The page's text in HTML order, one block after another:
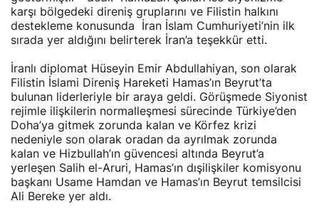
karşı bölgedeki direniş gruplarını ve Filistin halkını
destekleme konusunda İran İslam Cumhuriyeti’nin ilk
sırada yer aldığını belirterek İran’a teşekkür etti.
İranlı diplomat Hüseyin Emir Abdullahiyan, son olarak
Filistin İslami Direniş Hareketi Hamas’ın Beyrut’ta
bulunan liderleriyle bir araya geldi. Görüşmede Siyonist
rejimle ilişkilerin normalleşmesi sürecinde Türkiye’den
Doha’ya gitmek zorunda kalan ve Körfez krizi
nedeniyle son olarak oradan da ayrılmak zorunda
kalan ve Hizbullah’ın güvencesi altında Beyrut’a
yerleşen Salih el-Aruri, Hamas’ın dışilişkiler komisyonu
başkanı Usame Hamdan ve Hamas’ın Beyrut temsilcisi
Ali Bereke yer aldı.